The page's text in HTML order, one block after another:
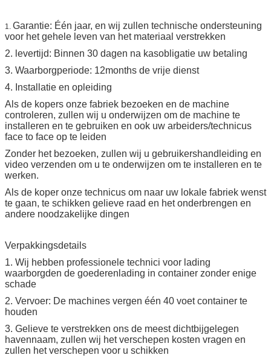
1. Garantie: Één jaar, en wij zullen technische ondersteuning
voor het gehele leven van het materiaal verstrekken
2. levertijd: Binnen 30 dagen na kasobligatie uw betaling
3. Waarborgperiode: 12months de vrije dienst
4. Installatie en opleiding
Als de kopers onze fabriek bezoeken en de machine
controleren, zullen wij u onderwijzen om de machine te
installeren en te gebruiken en ook uw arbeiders/technicus
face to face op te leiden
Zonder het bezoeken, zullen wij u gebruikershandleiding en
video verzenden om u te onderwijzen om te installeren en te
werken.
Als de koper onze technicus om naar uw lokale fabriek wenst
te gaan, te schikken gelieve raad en het onderbrengen en
andere noodzakelijke dingen
Verpakkingsdetails
1. Wij hebben professionele technici voor lading
waarborgden de goederenlading in container zonder enige
schade
2. Vervoer: De machines vergen één 40 voet container te
houden
3. Gelieve te verstrekken ons de meest dichtbijgelegen
havennaam, zullen wij het verschepen kosten vragen en
zullen het verschepen voor u schikken